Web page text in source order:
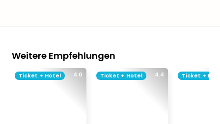
Weitere Empfehlungen
4.0
Ticket + Hotel 4.4
Ticket + Hotel Ticket +